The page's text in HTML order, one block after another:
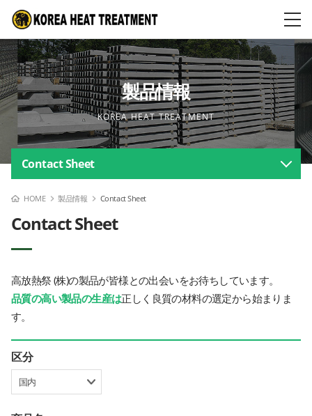
製品情報
KOREA HEAT TREATMENT
Contact Sheet
HOME 製品情報 Contact Sheet
Contact Sheet
高放熱祭 (株)の製品が皆様との出会いをお待ちしています。
品質の高い製品の生産は正しく良質の材料の選定から始まりま
す。
区分